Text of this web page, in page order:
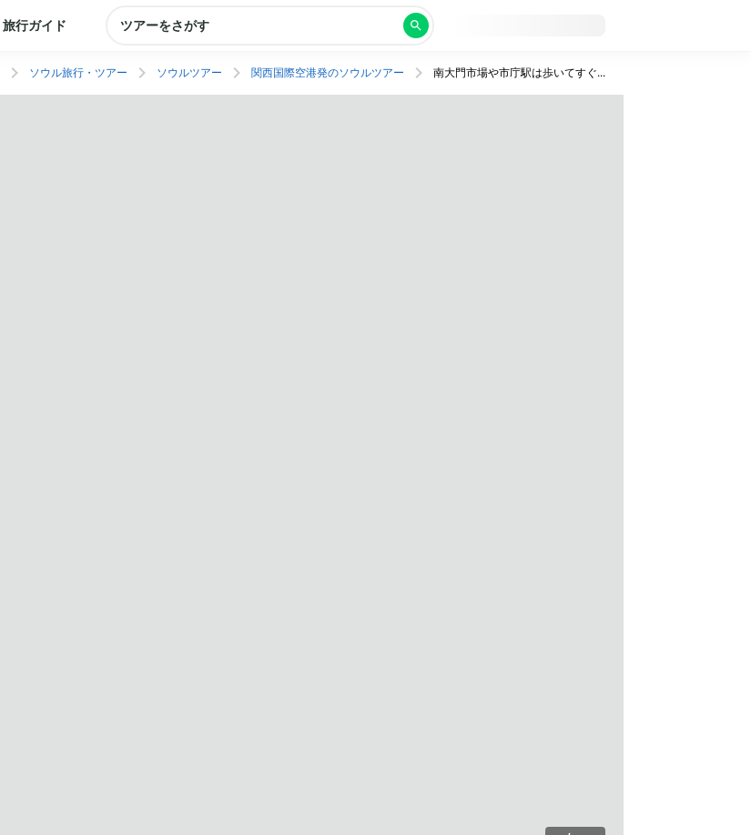
旅行ガイド ツアーをさがす
ソウル旅行・ツアー ソウルツアー 関西国際空港発のソウルツアー 南大門市場や市庁駅は歩いてすぐ！コンビニやカフェ併設の4つ星ホテルでアクティブステイ